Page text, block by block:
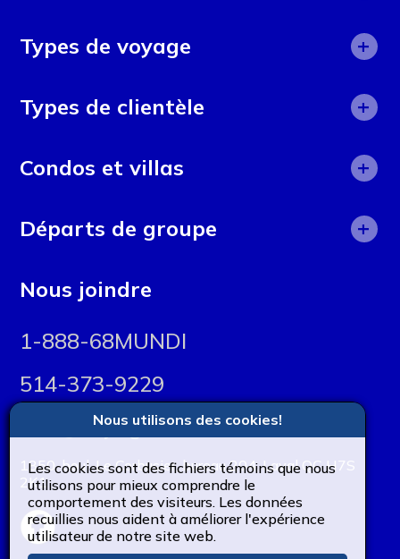
Nous utilisons des cookies!
Les cookies sont des fichiers témoins que nous
utilisons pour mieux comprendre le
comportement des visiteurs. Les données
recuillies nous aident à améliorer l'expérience
utilisateur de notre site web.
Alicante
Argentine
Bolivie
Canada
Chili
Costa Rica
Cusco
+
Types de voyage
Camps d'été
Cours en ligne
Découverte
Escapades urbaines
Groupe accompagné
Immersion culturelle
Immersion linguistique
Location de maison, condos et Villas
Location de voiture
Long séjours
+
Types de clientèle
Adultes
Étudiants
Professionel
+
Condos et villas
Guadeloupe
+
Départs de groupe
Italie
Pérou
Tunisie
Nous joindre
1-888-68MUNDI
514-373-9229
info@voyagesmunditour.ca
1850, boul. Le Corbusier, bureau 204, Laval QC H7S
2K1